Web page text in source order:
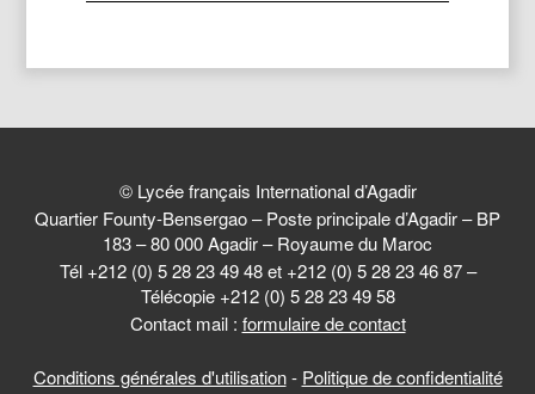
© Lycée français International d’Agadir
Quartier Founty-Bensergao – Poste principale d’Agadir – BP
183 – 80 000 Agadir – Royaume du Maroc
Tél +212 (0) 5 28 23 49 48 et +212 (0) 5 28 23 46 87 –
Télécopie +212 (0) 5 28 23 49 58
Contact mail : formulaire de contact
Conditions générales d'utilisation- Politique de confidentialité